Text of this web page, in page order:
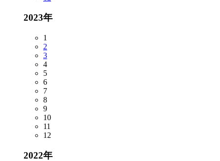
2023年
1
2
3
4
5
6
7
8
9
10
11
12
2022年